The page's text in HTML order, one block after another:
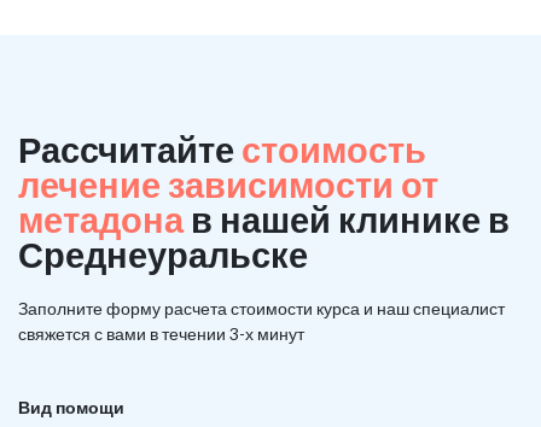
Рассчитайте стоимость
лечение зависимости от
метадона в нашей клинике в
Среднеуральске
Заполните форму расчета стоимости курса и наш специалист
свяжется с вами в течении 3-х минут
Вид помощи